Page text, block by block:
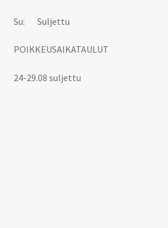
Su: Suljettu
POIKKEUSAIKATAULUT
24-29.08 suljettu